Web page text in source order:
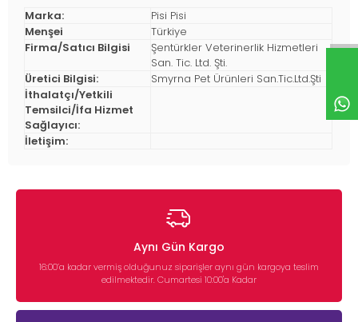
Marka:
Pisi Pisi
Menşei
Türkiye
Firma/Satıcı Bilgisi
Şentürkler Veterinerlik Hizmetleri
San. Tic. Ltd. Şti.
Üretici Bilgisi:
Smyrna Pet Ürünleri San.Tic.Ltd.Şti
İthalatçı/Yetkili
Temsilci/İfa Hizmet
Sağlayıcı:
İletişim:
Aynı Gün Kargo
16:00’a kadar vermiş olduğunuz siparişler aynı gün kargoya teslim
edilmektedir. Cumartesi 10:00'a Kadar